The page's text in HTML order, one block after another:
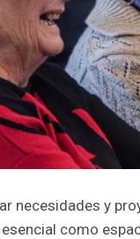
necesidades y
como